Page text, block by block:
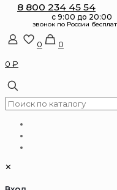
8 800 234 45 54
0
0
0 ₽
✕